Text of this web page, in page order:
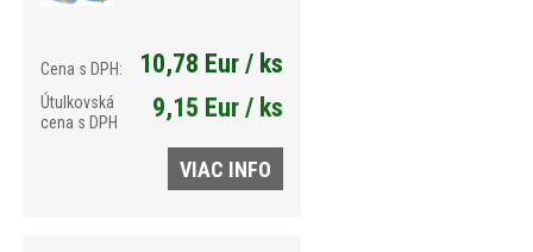
Cena s DPH: 10,78 Eur / ks
Útulkovská
cena s DPH
9,15 Eur / ks
VIAC INFO